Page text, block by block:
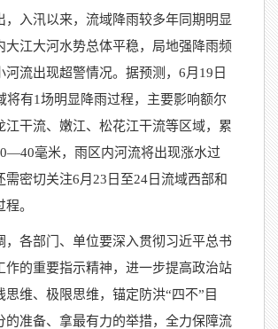
，入汛以来，流域降雨较多年同期明显
大江大河水势总体平稳，局地强降雨频
河流出现超警情况。据预测，6月19日
将有1场明显降雨过程，主要影响额尔
江干流、嫩江、松花江干流等区域，累
毫米，雨区内河流将出现涨水过
需密切关注6月23日至24日流域西部和
。
，各部门、单位要深入贯彻习近平总书
作的重要指示精神，进一步提高政治站
思维、极限思维，锚定防洪“四不”目
的准备、拿最有力的举措，全力保障流